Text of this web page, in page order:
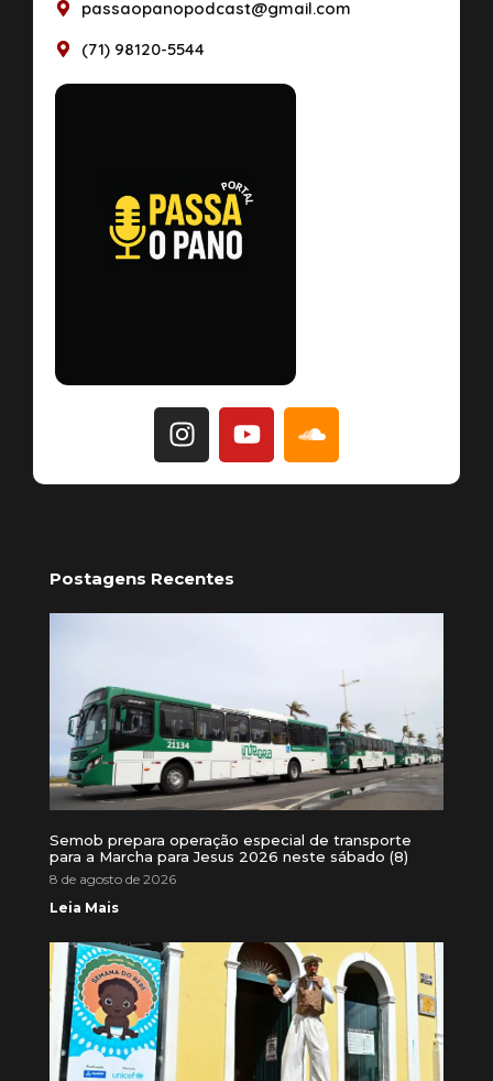
passaopanopodcast@gmail.com
(71) 98120-5544
Postagens Recentes
Semob prepara operação especial de transporte
para a Marcha para Jesus 2026 neste sábado (8)
8 de agosto de 2026
Leia Mais